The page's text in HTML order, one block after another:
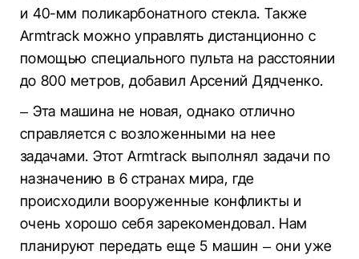
и 40-мм поликарбонатного стекла. Также
Armtrack можно управлять дистанционно с
помощью специального пульта на расстоянии
до 800 метров, добавил Арсений Дядченко.
– Эта машина не новая, однако отлично
справляется с возложенными на нее
задачами. Этот Armtrack выполнял задачи по
назначению в 6 странах мира, где
происходили вооруженные конфликты и
очень хорошо себя зарекомендовал. Нам
планируют передать еще 5 машин – они уже